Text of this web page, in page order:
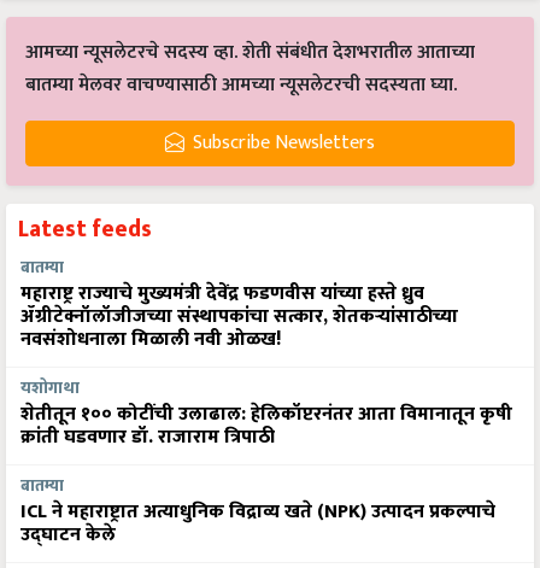
आमच्या न्यूसलेटरचे सदस्य व्हा. शेती संबंधीत देशभरातील आताच्या
बातम्या मेलवर वाचण्यासाठी आमच्या न्यूसलेटरची सदस्यता घ्या.
Subscribe Newsletters
Latest feeds
बातम्या
महाराष्ट्र राज्याचे मुख्यमंत्री देवेंद्र फडणवीस यांच्या हस्ते ध्रुव
ॲग्रीटेक्नॉलॉजीजच्या संस्थापकांचा सत्कार, शेतकऱ्यांसाठीच्या
नवसंशोधनाला मिळाली नवी ओळख!
यशोगाथा
शेतीतून १०० कोटींची उलाढाल: हेलिकॉप्टरनंतर आता विमानातून कृषी
क्रांती घडवणार डॉ. राजाराम त्रिपाठी
बातम्या
ICL ने महाराष्ट्रात अत्याधुनिक विद्राव्य खते (NPK) उत्पादन प्रकल्पाचे
उद्घाटन केले